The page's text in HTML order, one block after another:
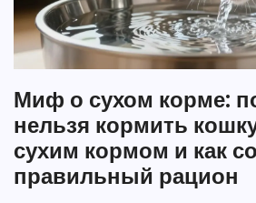
Миф о сухом корме:
нельзя кормить
сухим кормом и как
правильный рацион